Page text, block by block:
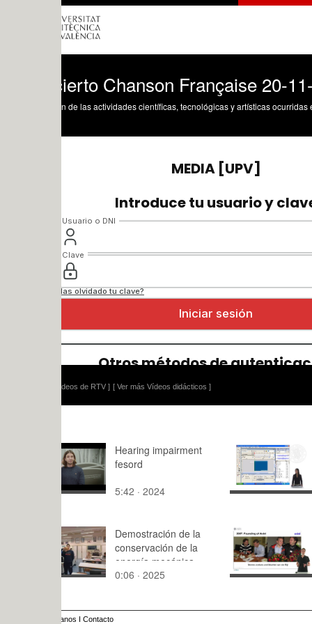
Chanson Française 20-11-2014
de las actividades científicas, tecnológicas y artísticas ocurridas en los tres
[ Ver más Vídeos didácticos ]
Hearing impairment
fesord
5:42 · 2024
Sonido
8:24 · 2007
Demostración de la
conservación de la
energía mecánica
mediante un péndulo
0:06 · 2025
The
6:54 · 2019